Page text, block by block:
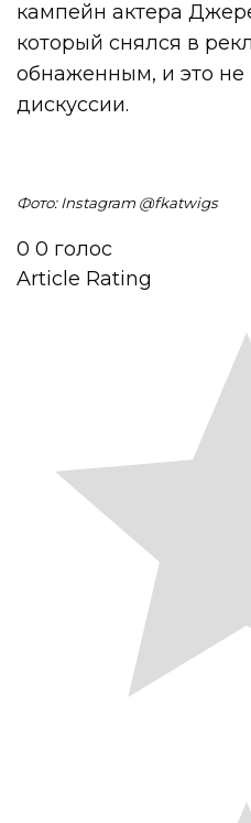
кампейн актера
который снялся в
обнаженным, и это не
дискуссии.
Фото: Instagram @fkatwigs
0 0 голос
Article Rating